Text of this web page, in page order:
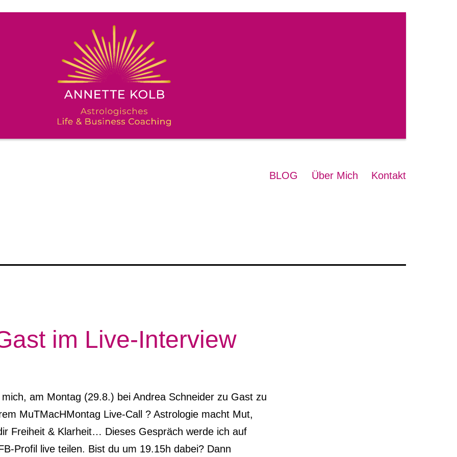
BLOG Über Mich Kontakt
im Live-Interview
am Montag (29.8.) bei Andrea Schneider zu Gast zu
MuTMacHMontag Live-Call ? Astrologie macht Mut,
Freiheit & Klarheit… Dieses Gespräch werde ich auf
Profil live teilen. Bist du um 19.15h dabei? Dann